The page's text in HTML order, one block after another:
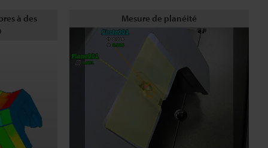
à des
Mesure de planéité